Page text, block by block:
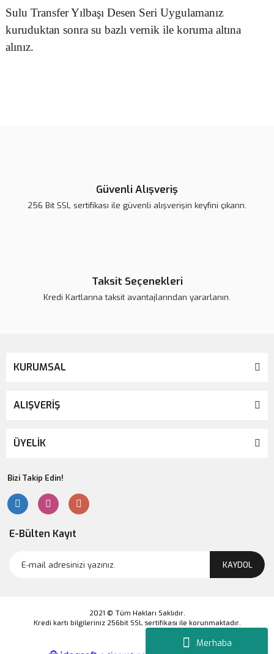
Merhaba
Sulu Transfer Yılbaşı Desen Seri Uygulamanız
kuruduktan sonra su bazlı vernik ile koruma altına
alınız.
Güvenli Alışveriş
256 Bit SSL sertifikası ile güvenli alışverişin keyfini çıkarın.
Taksit Seçenekleri
Kredi Kartlarına taksit avantajlarından yararlanın.
KURUMSAL
ALIŞVERİŞ
ÜYELİK
Bizi Takip Edin!
E-Bülten Kayıt
KAYDOL
2021 © Tüm Hakları Saklıdır.
Kredi kartı bilgileriniz 256bit SSL sertifikası ile korunmaktadır.